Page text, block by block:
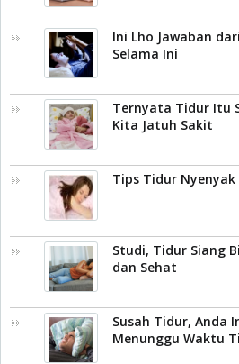
Ini Lho Jawaban
Selama Ini
Ternyata Tidur Itu
Kita Jatuh Sakit
Tips Tidur Nyenyak
Studi, Tidur Siang
dan Sehat
Susah Tidur, Anda
Menunggu Waktu